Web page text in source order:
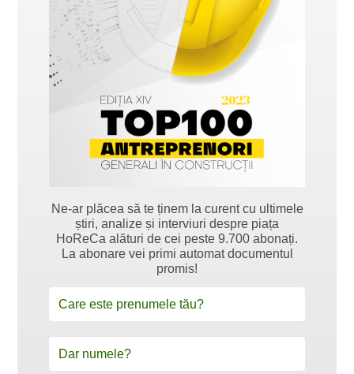
Ne-ar plăcea să te ținem la curent cu ultimele
știri, analize și interviuri despre piața
HoReCa alături de cei peste 9.700 abonați.
La abonare vei primi automat documentul
promis!